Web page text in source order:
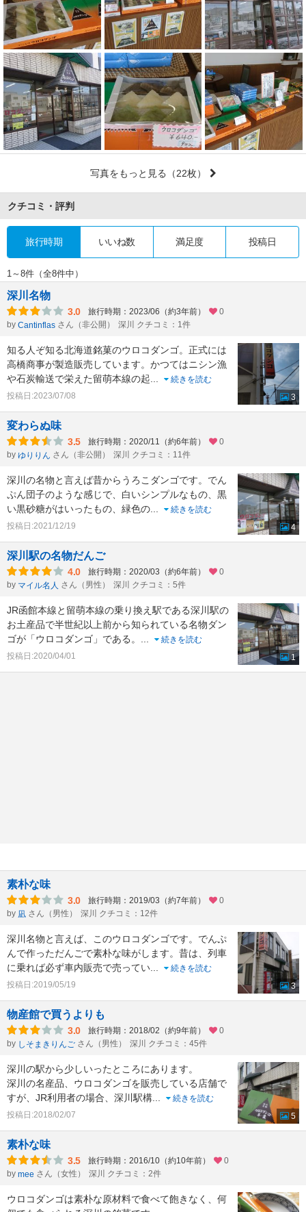
写真をもっと見る （22枚）
クチコミ・評判
旅行時期 いいね数 満足度 投稿日
1～8件（全8件中）
深川名物
3.0 旅行時期：2023/06（約3年前）
0
by Cantinflas さん（非公開） 深川 クチコミ：1件
知る人ぞ知る北海道銘菓のウロコダンゴ。正式には
高橋商事が製造販売しています。かつてはニシン漁
や石炭輸送で栄えた留萌本線の起...
続きを読む
投稿日:2023/07/08
3
変わらぬ味
3.5 旅行時期：2020/11（約6年前）
0
by ゆりりん さん（非公開） 深川 クチコミ：11件
深川の名物と言えば昔からうろこダンゴです。でん
ぷん団子のような感じで、白いシンプルなもの、黒
い黒砂糖がはいったもの、緑色の...
続きを読む
投稿日:2021/12/19
4
深川駅の名物だんご
4.0 旅行時期：2020/03（約6年前）
0
by マイル名人 さん（男性） 深川 クチコミ：5件
JR函館本線と留萌本線の乗り換え駅である深川駅の
お土産品で半世紀以上前から知られている名物ダン
ゴが「ウロコダンゴ」である。 ...
続きを読む
投稿日:2020/04/01
1
素朴な味
3.0 旅行時期：2019/03（約7年前）
0
by 凪 さん（男性） 深川 クチコミ：12件
深川名物と言えば、このウロコダンゴです。でんぷ
んで作っただんごで素朴な味がします。昔は、列車
に乗れば必ず車内販売で売ってい...
続きを読む
投稿日:2019/05/19
3
物産館で買うよりも
3.0 旅行時期：2018/02（約9年前）
0
by しそまきりんご さん（男性） 深川 クチコミ：45件
深川の駅から少しいったところにあります。
深川の名産品、ウロコダンゴを販売している店舗で
すが、JR利用者の場合、深川駅構...
続きを読む
投稿日:2018/02/07
5
素朴な味
3.5 旅行時期：2016/10（約10年前）
0
by mee さん（女性） 深川 クチコミ：2件
ウロコダンゴは素朴な原材料で食べて飽きなく、何